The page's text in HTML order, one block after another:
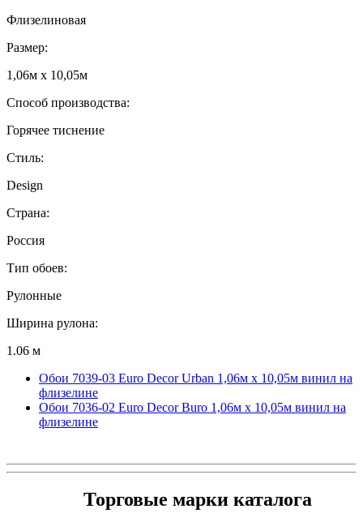
Флизелиновая
Размер:
1,06м х 10,05м
Способ производства:
Горячее тиснение
Стиль:
Design
Страна:
Россия
Тип обоев:
Рулонные
Ширина рулона:
1.06 м
Обои 7039-03 Euro Decor Urban 1,06м х 10,05м винил на
флизелине
Обои 7036-02 Euro Decor Buro 1,06м х 10,05м винил на
флизелине
Торговые марки каталога